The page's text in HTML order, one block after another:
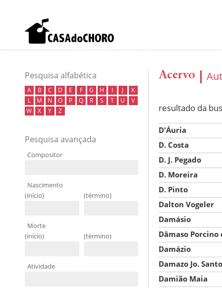
Pesquisa alfabética
A B C D E F G H I J
K
L
M N O P Q R S T U
V
W
X Y Z
Pesquisa avançada
Compositor
Nascimento
(início)
(término)
Morte
(início)
(término)
Atividade
Acervo
resultado da
D'Áuria
D. Costa
D. J. Pegado
D. Moreira
D. Pinto
Dalton Vogeler
Damásio
Dâmaso
Damázio
Damazo Jo.
Damião Maia